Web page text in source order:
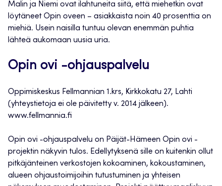
Malin ja Niemi ovat ilahtuneita siitä, että miehetkin ovat
löytäneet Opin oveen – asiakkaista noin 40 prosenttia on
miehiä. Usein naisilla tuntuu olevan enemmän puhtia
lähteä aukomaan uusia uria.
Opin ovi -ohjauspalvelu
Oppimiskeskus Fellmannian 1.krs, Kirkkokatu 27, Lahti
(yhteystietoja ei ole päivitetty v. 2014 jälkeen).
www.fellmannia.fi
Opin ovi -ohjauspalvelu on Päijät-Hämeen Opin ovi -
projektin näkyvin tulos. Edellytyksenä sille on kuitenkin ollut
pitkäjänteinen verkostojen kokoaminen, kokoustaminen,
alueen ohjaustoimijoihin tutustuminen ja yhteisen